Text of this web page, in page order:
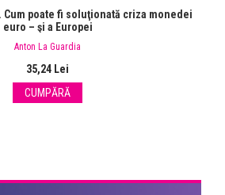
poate fi soluţionată criza monedei
euro – şi a Europei
Anton La Guardia
35,24 Lei
CUMPĂRĂ